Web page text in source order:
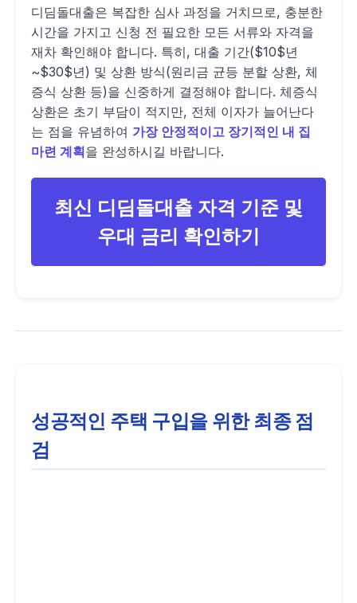
디딤돌대출은 복잡한 심사 과정을 거치므로, 충분한
시간을 가지고 신청 전 필요한 모든 서류와 자격을
재차 확인해야 합니다. 특히, 대출 기간($10$년
~$30$년) 및 상환 방식(원리금 균등 분할 상환, 체
증식 상환 등)을 신중하게 결정해야 합니다. 체증식
상환은 초기 부담이 적지만, 전체 이자가 늘어난다
는 점을 유념하여 가장 안정적이고 장기적인 내 집
마련 계획을 완성하시길 바랍니다.
최신 디딤돌대출 자격 기준 및
우대 금리 확인하기
성공적인 주택 구입을 위한 최종 점
검